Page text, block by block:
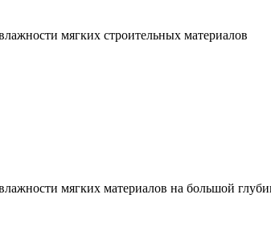
мягких строительных материалов
мягких материалов на большой